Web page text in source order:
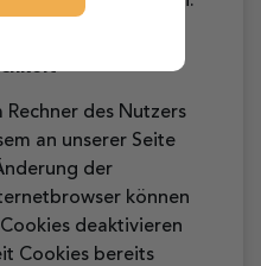
Widerspruchs-
des Nutzers
an unserer Seite
der
können
deaktivieren
Cookies bereits